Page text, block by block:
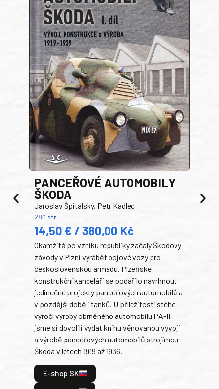
PANCEŘOVÉ AUTOMOBILY
ŠKODA
Jaroslav Špitálský, Petr Kadlec
280 str.
14,50 € / 380,00 Kč
Okamžitě po vzniku republiky začaly Škodovy
závody v Plzni vyrábět bojové vozy pro
československou armádu. Plzeňské
konstrukční kanceláři se podařilo navrhnout
jedinečné projekty pancéřových automobilů a
v pozdější době i tanků. U příležitosti stého
výročí výroby obrněného automobilu PA-II
jsme si dovolili vydat knihu věnovanou vývoji
a výrobě pancéřových automobilů strojírnou
Škoda v letech 1919 až 1936.
E-shop SK